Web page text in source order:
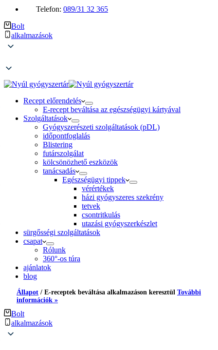
Telefon: 089/31 32 365
Bolt
alkalmazások
Recept előrendelés
E-recept beváltása az egészségügyi kártyával
Szolgáltatások
Gyógyszerészeti szolgáltatások (pDL)
időpontfoglalás
Blistering
futárszolgálat
kölcsönözhető eszközök
tanácsadás
Egészségügyi tippek
vérértékek
házi gyógyszeres szekrény
tetvek
csontritkulás
utazási gyógyszerkészlet
sürgősségi szolgáltatások
csapat
Rólunk
360°-os túra
ajánlatok
blog
Állapot / E-receptek beváltása alkalmazáson keresztül További
információk »
Bolt
alkalmazások